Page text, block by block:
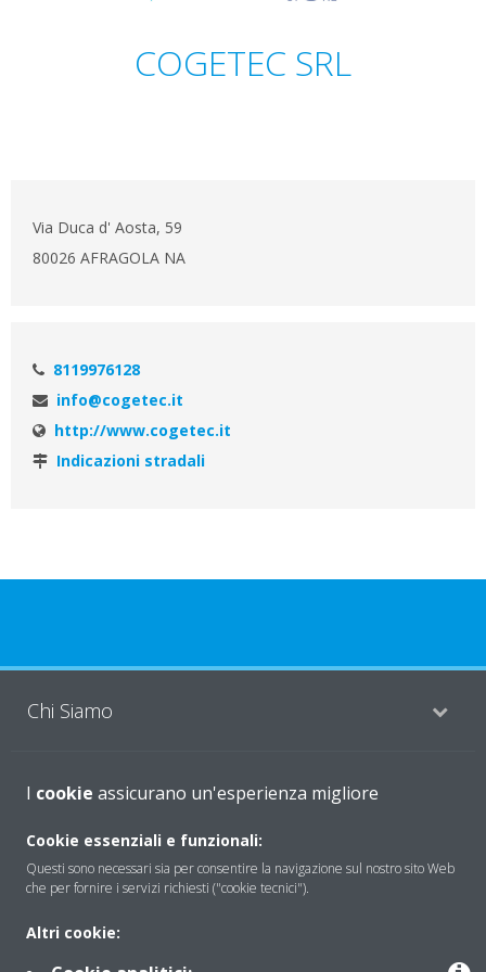
COGETEC SRL
Via Duca d' Aosta, 59
80026 AFRAGOLA NA
8119976128
info@cogetec.it
http://www.cogetec.it
Indicazioni stradali
Chi Siamo
Soluzioni
Contattaci
Periodo di supporto definito
I cookie assicurano un'esperienza migliore
Cookie essenziali e funzionali:
Questi sono necessari sia per consentire la navigazione sul nostro sito Web
che per fornire i servizi richiesti ("cookie tecnici").
Altri cookie: